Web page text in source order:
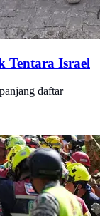
Tentara Israel
daftar